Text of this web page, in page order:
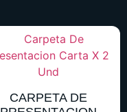
CARPETA DE